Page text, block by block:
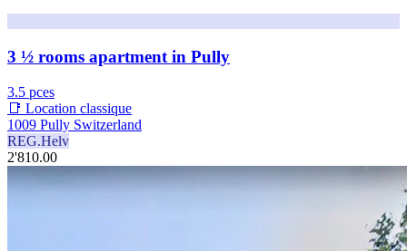
3 ½ rooms apartment in Pully
3.5 pces
📑 Location classique
1009 Pully Switzerland
REG.Helv
2'810.00